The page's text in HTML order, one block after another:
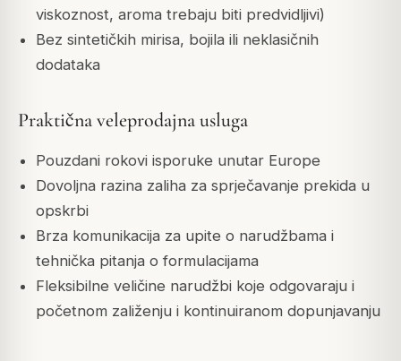
viskoznost, aroma trebaju biti predvidljivi)
Bez sintetičkih mirisa, bojila ili neklasičnih
dodataka
Praktična veleprodajna usluga
Pouzdani rokovi isporuke unutar Europe
Dovoljna razina zaliha za sprječavanje prekida u
opskrbi
Brza komunikacija za upite o narudžbama i
tehnička pitanja o formulacijama
Fleksibilne veličine narudžbi koje odgovaraju i
početnom zaliženju i kontinuiranom dopunjavanju